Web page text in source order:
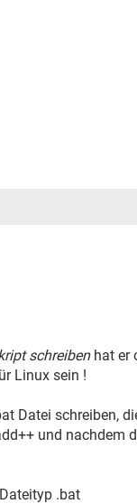
schreibenhat er
Linux sein !
Datei schreiben,
und nachdem
.bat